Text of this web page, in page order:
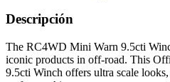
Descripción
The RC4WD Mini Warn 9.5cti
iconic products in off-road. This
9.5cti Winch offers ultra scale